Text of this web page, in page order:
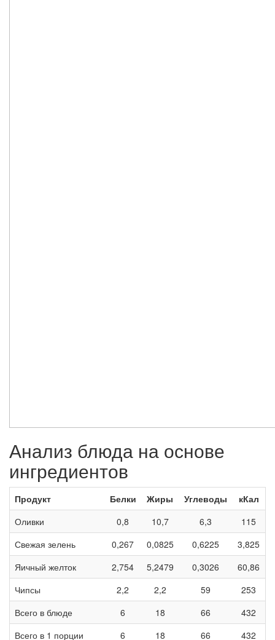
Анализ блюда на основе
ингредиентов
Продукт Белки Жиры Углеводы
кКал
Оливки
0,8 10,7 6,3
115
Свежая зелень
0,267 0,0825 0,6225
3,825
Яичный желток
2,754 5,2479 0,3026
60,86
Чипсы
2,2 2,2 59
253
Всего в блюде
6 18 66
432
Всего в 1 порции
6 18 66
432